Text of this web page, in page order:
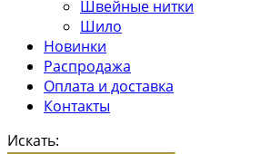
Швейные нитки
Шило
Новинки
Распродажа
Оплата и доставка
Контакты
Искать: